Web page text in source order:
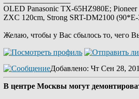
OLED Panasonic TX-65HZ980E;
ZXC 120cm, Strong SRT-DM2100
Желаю, чтобы у Вас сбылось то, чего
Добавлено: Чт Сен 28,
В центре Москвы могут